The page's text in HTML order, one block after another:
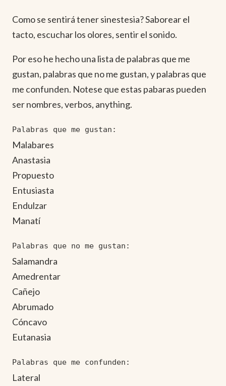
Como se sentirá tener sinestesia? Saborear el
tacto, escuchar los olores, sentir el sonido.
Por eso he hecho una lista de palabras que me
gustan, palabras que no me gustan, y palabras que
me confunden. Notese que estas pabaras pueden
ser nombres, verbos, anything.
Palabras que me gustan:
Malabares
Anastasia
Propuesto
Entusiasta
Endulzar
Manatí
Palabras que no me gustan:
Salamandra
Amedrentar
Cañejo
Abrumado
Cóncavo
Eutanasia
Palabras que me confunden:
Lateral